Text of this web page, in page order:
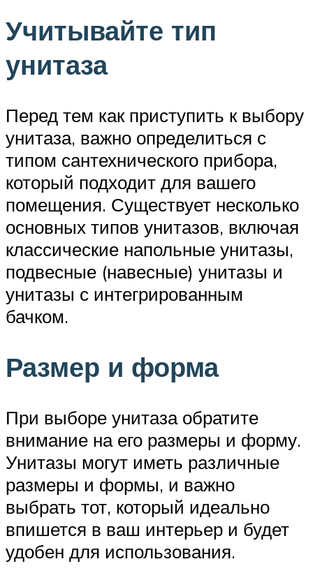
Учитывайте тип
унитаза
Перед тем как приступить к выбору
унитаза, важно определиться с
типом сантехнического прибора,
который подходит для вашего
помещения. Существует несколько
основных типов унитазов, включая
классические напольные унитазы,
подвесные (навесные) унитазы и
унитазы с интегрированным
бачком.
Размер и форма
При выборе унитаза обратите
внимание на его размеры и форму.
Унитазы могут иметь различные
размеры и формы, и важно
выбрать тот, который идеально
впишется в ваш интерьер и будет
удобен для использования.